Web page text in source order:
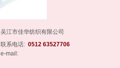
吴江市佳华纺织有限公司
联系电话: 0512 63527706
e-mail: